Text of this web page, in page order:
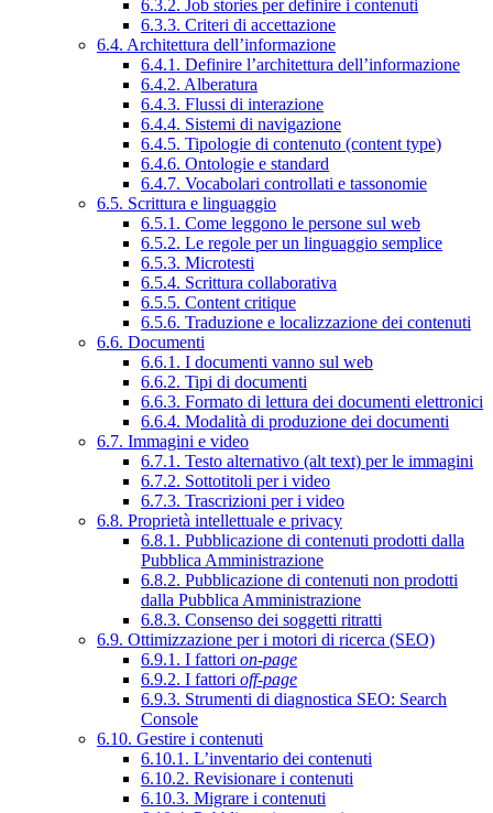
6.3.2. Job stories per definire i contenuti
6.3.3. Criteri di accettazione
6.4. Architettura dell’informazione
6.4.1. Definire l’architettura dell’informazione
6.4.2. Alberatura
6.4.3. Flussi di interazione
6.4.4. Sistemi di navigazione
6.4.5. Tipologie di contenuto (content type)
6.4.6. Ontologie e standard
6.4.7. Vocabolari controllati e tassonomie
6.5. Scrittura e linguaggio
6.5.1. Come leggono le persone sul web
6.5.2. Le regole per un linguaggio semplice
6.5.3. Microtesti
6.5.4. Scrittura collaborativa
6.5.5. Content critique
6.5.6. Traduzione e localizzazione dei contenuti
6.6. Documenti
6.6.1. I documenti vanno sul web
6.6.2. Tipi di documenti
6.6.3. Formato di lettura dei documenti elettronici
6.6.4. Modalità di produzione dei documenti
6.7. Immagini e video
6.7.1. Testo alternativo (alt text) per le immagini
6.7.2. Sottotitoli per i video
6.7.3. Trascrizioni per i video
6.8. Proprietà intellettuale e privacy
6.8.1. Pubblicazione di contenuti prodotti dalla
Pubblica Amministrazione
6.8.2. Pubblicazione di contenuti non prodotti
dalla Pubblica Amministrazione
6.8.3. Consenso dei soggetti ritratti
6.9. Ottimizzazione per i motori di ricerca (SEO)
6.9.1. I fattori on-page
6.9.2. I fattori off-page
6.9.3. Strumenti di diagnostica SEO: Search
Console
6.10. Gestire i contenuti
6.10.1. L’inventario dei contenuti
6.10.2. Revisionare i contenuti
6.10.3. Migrare i contenuti